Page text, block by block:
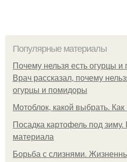
Популярные материалы
Почему нельзя есть огурцы
Врач рассказал, почему
огурцы и помидоры
Мотоблок, какой выбрать.
Посадка картофель под
материала
Борьба с слизнями.